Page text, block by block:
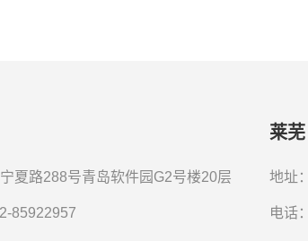
夏路288号青岛软件园G2号楼20层
85922957
莱芜
地址
电话